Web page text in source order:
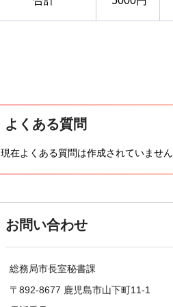
よくある質問
現在よくある質問は作成されていませ
お問い合わせ
総務局市長室秘書課
〒892-8677 鹿児島市山下町11-1